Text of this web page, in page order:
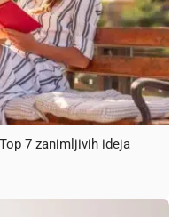
7 zanimljivih ideja